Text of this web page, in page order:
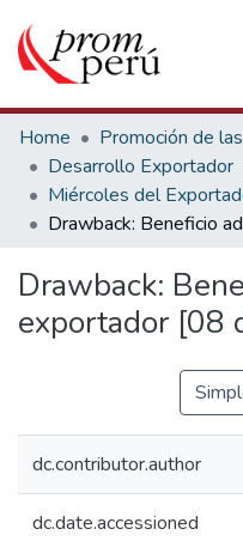
Communities & Collections
All of DSpace
Statistics
Estadísticas Externas
Home
Desarrollo Exportador
Miércoles del
Drawback:
exportador [08
dc.contributor.author
dc.date.accessioned